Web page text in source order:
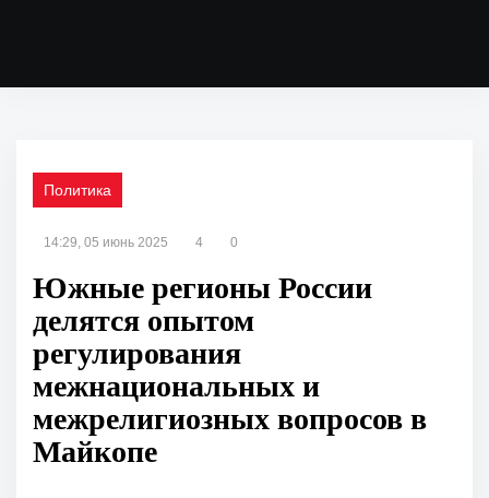
Политика
14:29, 05 июнь 2025 4 0
Южные регионы России
делятся опытом
регулирования
межнациональных и
межрелигиозных вопросов в
Майкопе